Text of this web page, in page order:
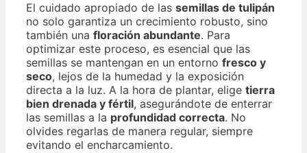
El cuidado apropiado de las semillas de tulipán
no solo garantiza un crecimiento robusto, sino
también una floración abundante. Para
optimizar este proceso, es esencial que las
semillas se mantengan en un entorno fresco y
seco, lejos de la humedad y la exposición
directa a la luz. A la hora de plantar, elige tierra
bien drenada y fértil, asegurándote de enterrar
las semillas a la profundidad correcta. No
olvides regarlas de manera regular, siempre
evitando el encharcamiento.